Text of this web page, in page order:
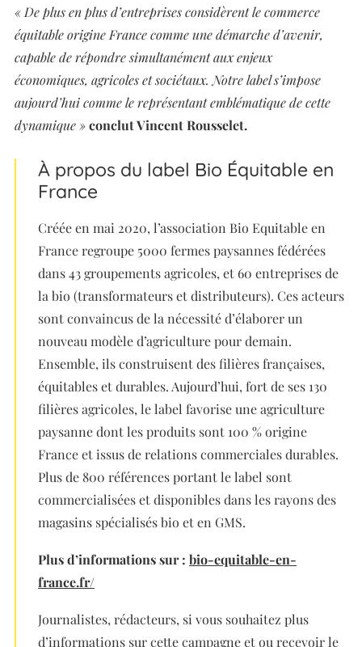
« De plus en plus d’entreprises considèrent le commerce
équitable origine France comme une démarche d’avenir,
capable de répondre simultanément aux enjeux
économiques, agricoles et sociétaux. Notre label s’impose
aujourd’hui comme le représentant emblématique de cette
dynamique »conclut Vincent Rousselet.
À propos du label Bio Équitable en
France
Créée en mai 2020, l’association Bio Equitable en
France regroupe 5000 fermes paysannes fédérées
dans 43 groupements agricoles, et 60 entreprises de
la bio (transformateurs et distributeurs). Ces acteurs
sont convaincus de la nécessité d’élaborer un
nouveau modèle d’agriculture pour demain.
Ensemble, ils construisent des filières françaises,
équitables et durables. Aujourd’hui, fort de ses 130
filières agricoles, le label favorise une agriculture
paysanne dont les produits sont 100 % origine
France et issus de relations commerciales durables.
Plus de 800 références portant le label sont
commercialisées et disponibles dans les rayons des
magasins spécialisés bio et en GMS.
Plus d’informations sur : bio-equitable-en-
france.fr/
Journalistes, rédacteurs, si vous souhaitez plus
d’informations sur cette campagne et ou recevoir le